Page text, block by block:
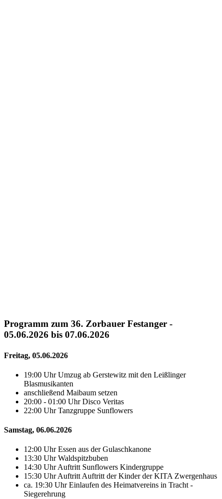
Programm zum 36. Zorbauer Festanger -
05.06.2026 bis 07.06.2026
Freitag, 05.06.2026
19:00 Uhr Umzug ab Gerstewitz mit den Leißlinger
Blasmusikanten
anschließend Maibaum setzen
20:00 - 01:00 Uhr Disco Veritas
22:00 Uhr Tanzgruppe Sunflowers
Samstag, 06.06.2026
12:00 Uhr Essen aus der Gulaschkanone
13:30 Uhr Waldspitzbuben
14:30 Uhr Auftritt Sunflowers Kindergruppe
15:30 Uhr Auftritt Auftritt der Kinder der KITA Zwergenhaus
ca. 19:30 Uhr Einlaufen des Heimatvereins in Tracht -
Siegerehrung